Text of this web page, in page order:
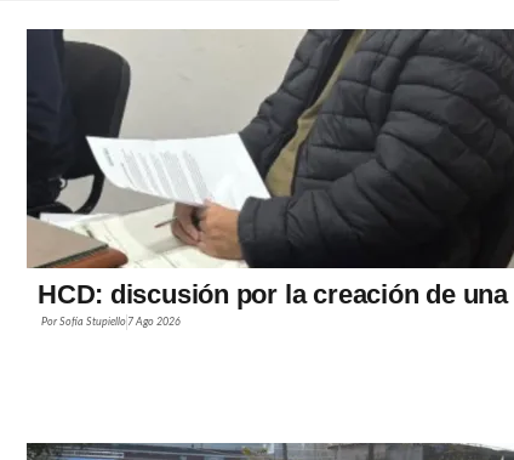
HCD: discusión por la creación de
Por Sofía Stupiello 7 Ago 2026